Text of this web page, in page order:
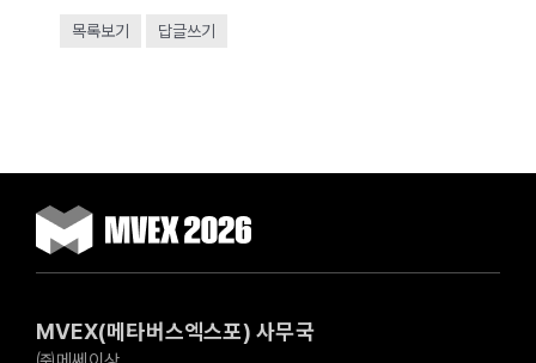
목록보기 답글쓰기
MVEX(메타버스엑스포) 사무국